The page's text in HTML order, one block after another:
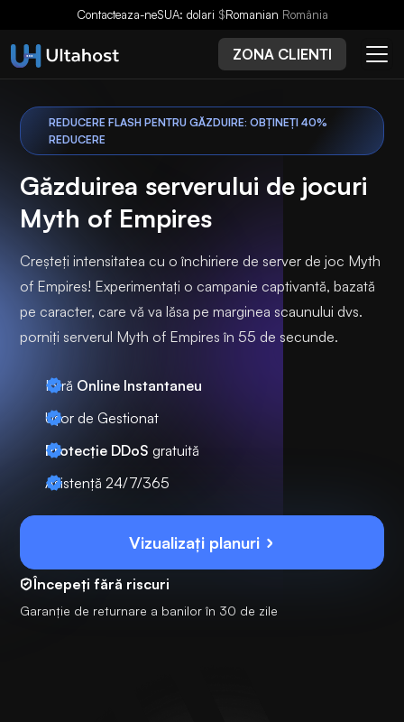
Contacteaza-neSUA: dolari $Romanian România
ZONA CLIENTI
REDUCERE FLASH PENTRU GĂZDUIRE: OBȚINEȚI 40%
REDUCERE
Găzduirea serverului de jocuri
Myth of Empires
Creșteți intensitatea cu o închiriere de server de joc Myth
of Empires! Experimentați o campanie captivantă, bazată
pe caracter, care vă va lăsa pe marginea scaunului dvs.
porniți serverul Myth of Empires în 55 de secunde.
Intră Online Instantaneu
Ușor de Gestionat
Protecție DDoS gratuită
Asistență 24/7/365
Vizualizați planuri
Începeți fără riscuri
Garanție de returnare a banilor în 30 de zile